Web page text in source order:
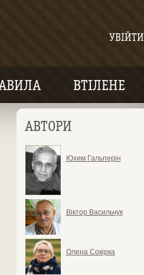
УВІЙТИ
ВТІЛЕНЕ
АВТОРИ
Юхим Гальперін
Віктор Васильчук
Олена Сокірка